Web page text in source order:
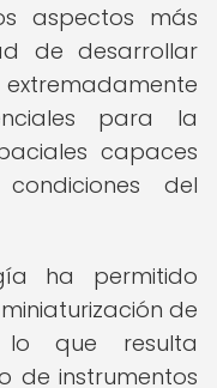
aspectos más
de desarrollar
para la
capaces
del
ha permitido
de
lo que resulta
de instrumentos